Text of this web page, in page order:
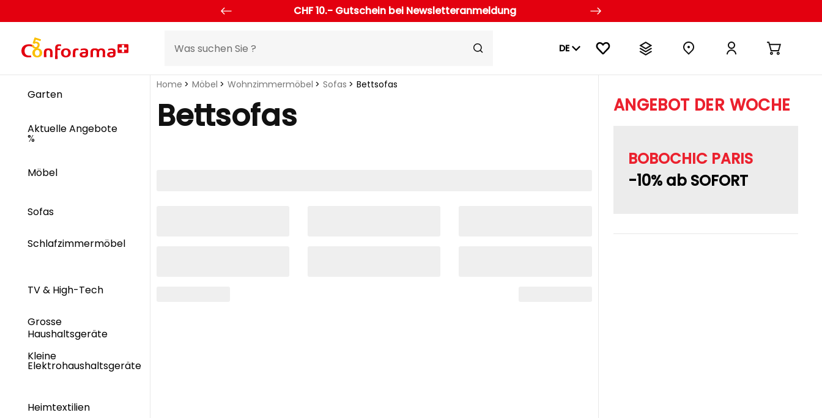
CHF 10.- Gutschein bei Newsletteranmeldung
DE
Garten
Aktuelle Angebote
%
Möbel
Sofas
Schlafzimmermöbel
TV & High-Tech
Grosse
Haushaltsgeräte
Kleine
Elektrohaushaltsgeräte
Heimtextilien
ANGEBOT DER WOCHE
BOBOCHIC PARIS
-10% ab SOFORT
Home Möbel Wohnzimmermöbel Sofas Bettsofas
Bettsofas